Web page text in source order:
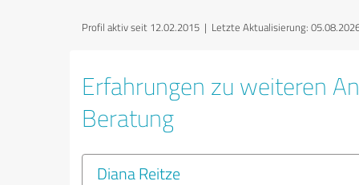
Profil aktiv seit 12.02.2015 | Letzte Aktualisierung:
Erfahrungen zu weiteren
Beratung
Diana Reitze